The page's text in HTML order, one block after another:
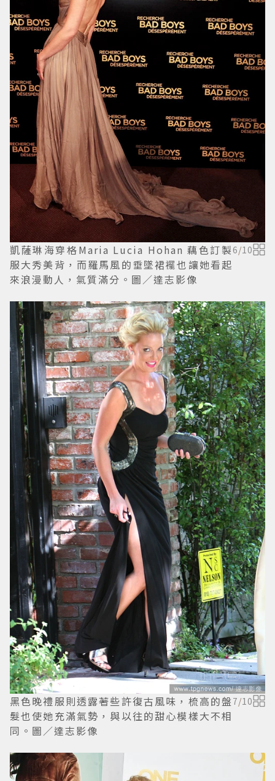
凱薩琳海穿格Maria Lucia Hohan 藕色訂製
服大秀美背，而羅馬風的垂墜裙襬也讓她看起
來浪漫動人，氣質滿分。圖／達志影像
6/10
黑色晚禮服則透露著些許復古風味，梳高的盤
髮也使她充滿氣勢，與以往的甜心模樣大不相
同。圖／達志影像
7/10